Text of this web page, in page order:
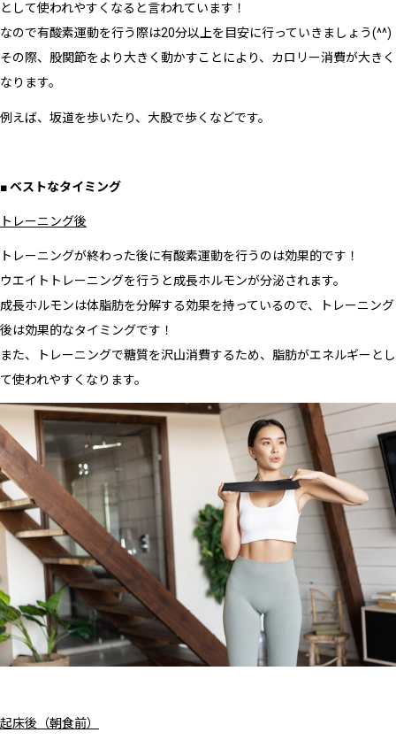
として使われやすくなると言われています！
なので有酸素運動を行う際は20分以上を目安に行っていきましょう(^^)
その際、股関節をより大きく動かすことにより、カロリー消費が大きく
なります。
例えば、坂道を歩いたり、大股で歩くなどです。
■ ベストなタイミング
トレーニング後
トレーニングが終わった後に有酸素運動を行うのは効果的です！
ウエイトトレーニングを行うと成長ホルモンが分泌されます。
成長ホルモンは体脂肪を分解する効果を持っているので、トレーニング
後は効果的なタイミングです！
また、トレーニングで糖質を沢山消費するため、脂肪がエネルギーとし
て使われやすくなります。
起床後（朝食前）